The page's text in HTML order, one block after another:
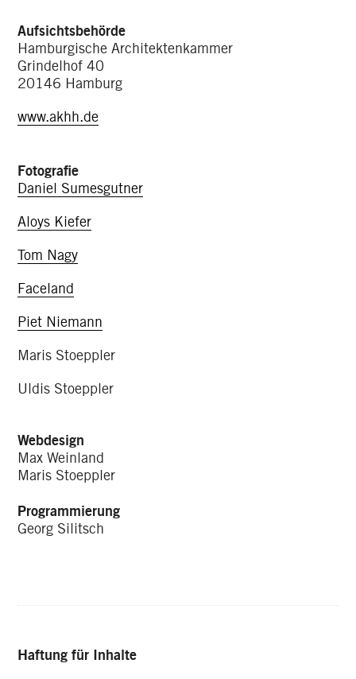
Aufsichtsbehörde
Hamburgische Architektenkammer
Grindelhof 40
20146 Hamburg
www.akhh.de
Fotografie
Daniel Sumesgutner
Aloys Kiefer
Tom Nagy
Faceland
Piet Niemann
Maris Stoeppler
Uldis Stoeppler
Webdesign
Max Weinland
Maris Stoeppler
Programmierung
Georg Silitsch
Haftung für Inhalte